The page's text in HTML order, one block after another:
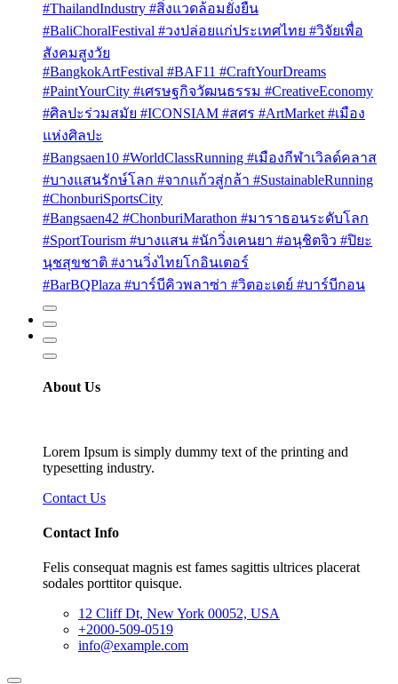
#ThailandIndustry #สิ่งแวดล้อมยั่งยืน
#BaliChoralFestival #วงปล่อยแก่ประเทศไทย #วิจัยเพื่อ
สังคมสูงวัย
#BangkokArtFestival #BAF11 #CraftYourDreams
#PaintYourCity #เศรษฐกิจวัฒนธรรม #CreativeEconomy
#ศิลปะร่วมสมัย #ICONSIAM #สศร #ArtMarket #เมือง
แห่งศิลปะ
#Bangsaen10 #WorldClassRunning #เมืองกีฬาเวิลด์คลาส
#บางแสนรักษ์โลก #จากแก้วสู่กล้า #SustainableRunning
#ChonburiSportsCity
#Bangsaen42 #ChonburiMarathon #มาราธอนระดับโลก
#SportTourism #บางแสน #นักวิ่งเคนยา #อนุชิตจิว #ปิยะ
นุชสุขชาติ #งานวิ่งไทยโกอินเตอร์
#BarBQPlaza #บาร์บีคิวพลาซ่า #วิตอะเดย์ #บาร์บีกอน
About Us
Lorem Ipsum is simply dummy text of the printing and
typesetting industry.
Contact Us
Contact Info
Felis consequat magnis est fames sagittis ultrices placerat
sodales porttitor quisque.
12 Cliff Dt, New York 00052, USA
+2000-509-0519
info@example.com